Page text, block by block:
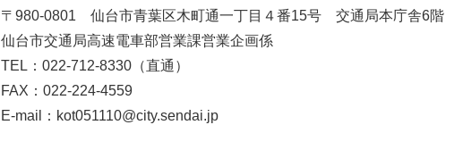
〒980-0801 仙台市青葉区木町通一丁目４番15号 交通局本庁舎6階
仙台市交通局高速電車部営業課営業企画係
TEL：022-712-8330（直通）
FAX：022-224-4559
E-mail：kot051110@city.sendai.jp